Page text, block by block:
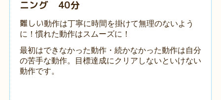
ニング 40分
難しい動作は丁寧に時間を掛けて無理のないよう
に！慣れた動作はスムーズに！
最初はできなかった動作・続かなかった動作は自分
の苦手な動作。目標達成にクリアしないといけない
動作です。